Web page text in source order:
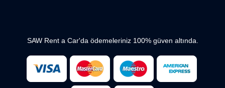
SAW Rent a Car'da ödemeleriniz 100% güven altında.